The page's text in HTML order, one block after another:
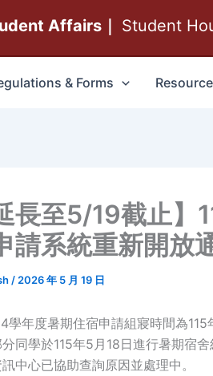
Affairs｜ Student
& Forms
長至5/19截止】
請系統重新開放
/ 2026 年 5 月 19 日
學年度暑期住宿申請組寢時間為
同學於115年5月18日進行暑期宿
中心已協助查詢原因並處理中。